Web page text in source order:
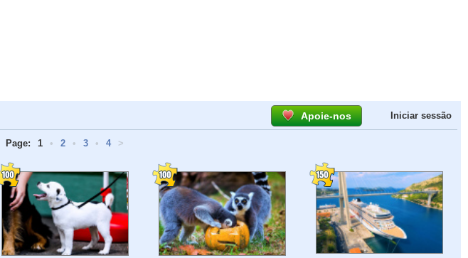
Apoie-nos Iniciar sessão
Page: 1 • 2 • 3 • 4 >